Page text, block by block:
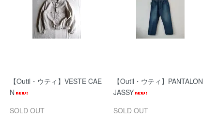
【Outil・ウティ】VESTE CAE
N
SOLD OUT
【Outil・ウティ】PANTALON
JASSY
SOLD OUT